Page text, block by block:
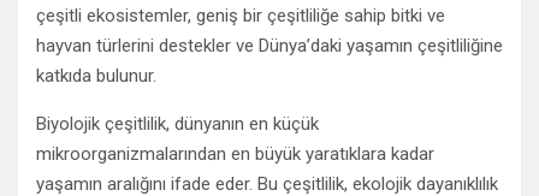
çeşitli ekosistemler, geniş bir çeşitliliğe sahip bitki ve
hayvan türlerini destekler ve Dünya’daki yaşamın çeşitliliğine
katkıda bulunur.
Biyolojik çeşitlilik, dünyanın en küçük
mikroorganizmalarından en büyük yaratıklara kadar
yaşamın aralığını ifade eder. Bu çeşitlilik, ekolojik dayanıklılık